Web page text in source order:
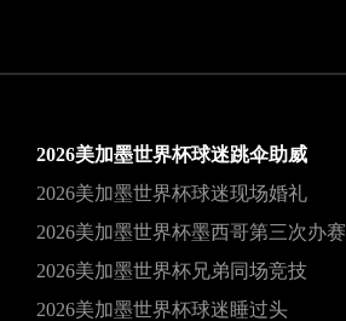
2026美加墨世界杯球迷跳伞助威
2026美加墨世界杯球迷现场婚礼
2026美加墨世界杯墨西哥第三次办赛
2026美加墨世界杯兄弟同场竞技
2026美加墨世界杯球迷睡过头